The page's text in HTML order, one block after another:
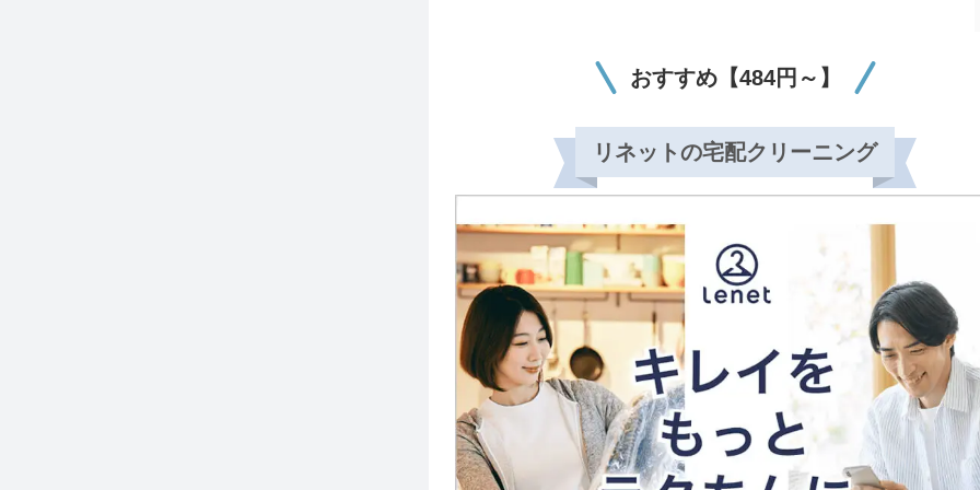
おすすめ【484円～】
リネットの宅配クリーニング